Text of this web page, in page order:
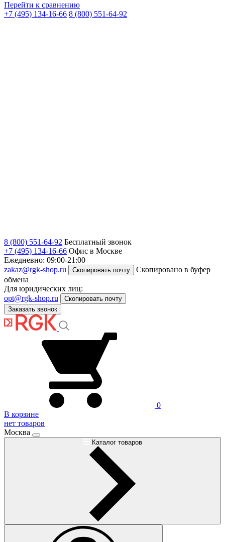
Перейти к сравнению
+7 (495) 134-16-66 8 (800) 551-64-92
8 (800) 551-64-92 Бесплатный звонок
+7 (495) 134-16-66 Офис в Москве
Ежедневно: 09:00-21:00
zakaz@rgk-shop.ru
Скопировать почту
Скопировано в буфер
обмена
Для юридических лиц:
opt@rgk-shop.ru
Скопировать почту
Заказать звонок
0
В корзине
нет товаров
Москва
Каталог товаров